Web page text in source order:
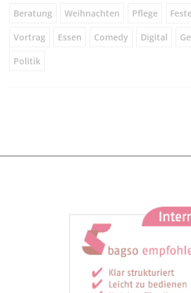
Beratung Weihnachten Pflege
Vortrag Essen Comedy Digital
Politik